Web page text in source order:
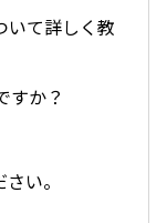
いて詳しく教
すか？
い。